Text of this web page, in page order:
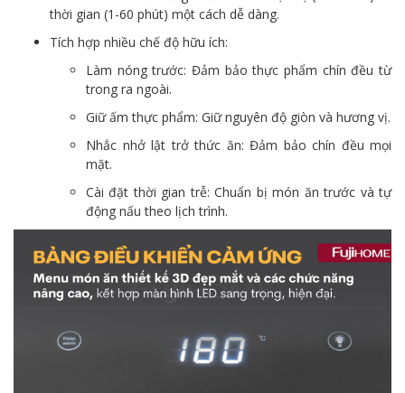
thời gian (1-60 phút) một cách dễ dàng.
Tích hợp nhiều chế độ hữu ích:
Làm nóng trước: Đảm bảo thực phẩm chín đều từ
trong ra ngoài.
Giữ ấm thực phẩm: Giữ nguyên độ giòn và hương vị.
Nhắc nhở lật trở thức ăn: Đảm bảo chín đều mọi
mặt.
Cài đặt thời gian trễ: Chuẩn bị món ăn trước và tự
động nấu theo lịch trình.